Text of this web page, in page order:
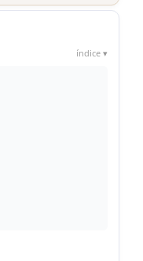
índice ▾